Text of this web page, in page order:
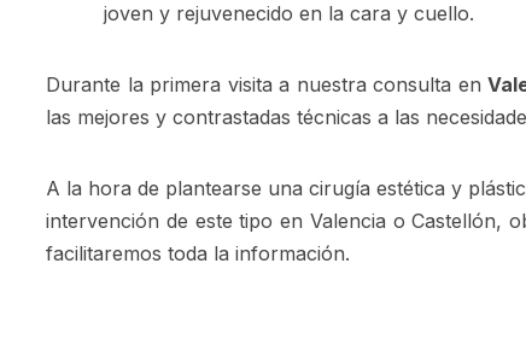
joven y rejuvenecido en la cara y cuello.
Durante la primera visita a nuestra consulta en
las mejores y contrastadas técnicas a las
A la hora de plantearse una cirugía estética y
intervención de este tipo en Valencia o Castellón,
facilitaremos toda la información.